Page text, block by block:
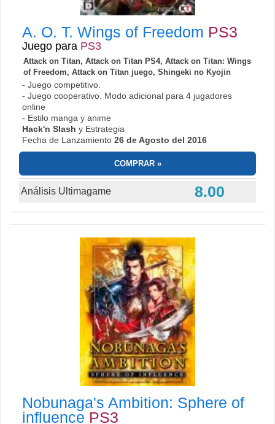
A. O. T. Wings of Freedom PS3
Juego para PS3
Attack on Titan, Attack on Titan PS4, Attack on Titan: Wings
of Freedom, Attack on Titan juego, Shingeki no Kyojin
- Juego competitivo.
- Juego cooperativo. Modo adicional para 4 jugadores
online
- Estilo manga y anime
Hack'n Slash y Estrategia
Fecha de Lanzamiento 26 de Agosto del 2016
COMPRAR
Análisis Ultimagame 8.00
Nobunaga's Ambition: Sphere of
influence PS3